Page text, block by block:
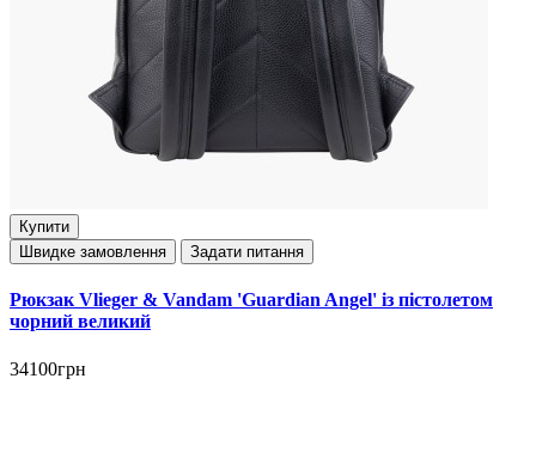
Купити
Швидке замовлення
Задати питання
Рюкзак Vlieger & Vandam 'Guardian Angel' із пістолетом
чорний великий
34100грн